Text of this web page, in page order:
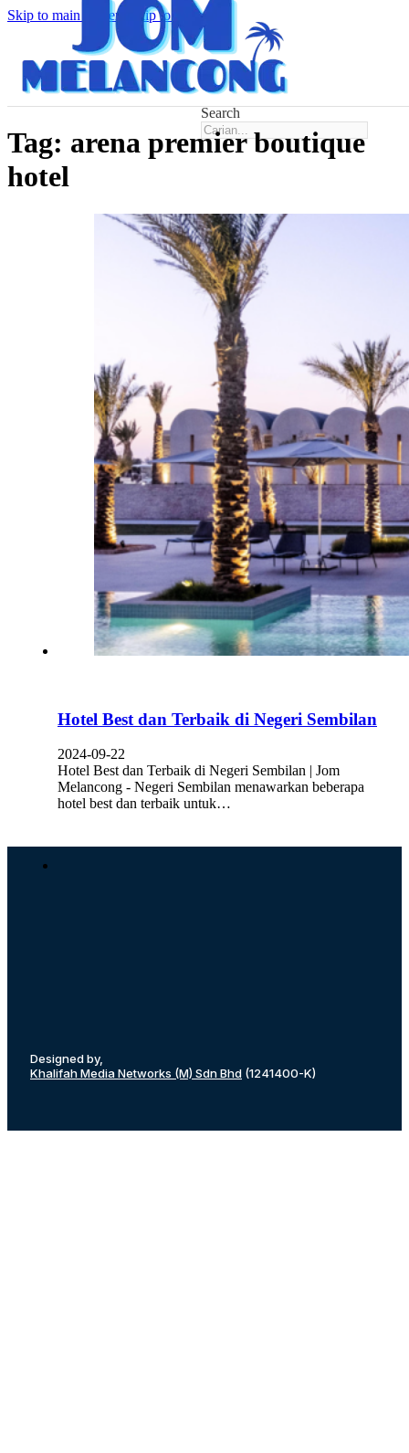
Skip to main content Skip to footer
Search
Tag: arena premier boutique
hotel
Hotel Best dan Terbaik di Negeri Sembilan
2024-09-22
Hotel Best dan Terbaik di Negeri Sembilan | Jom
Melancong - Negeri Sembilan menawarkan beberapa
hotel best dan terbaik untuk…
Designed by,
Khalifah Media Networks (M) Sdn Bhd (1241400-K)